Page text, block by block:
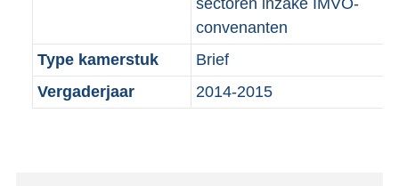
sectoren inzake IMVO-
convenanten
Type kamerstuk
Brief
Vergaderjaar
2014-2015